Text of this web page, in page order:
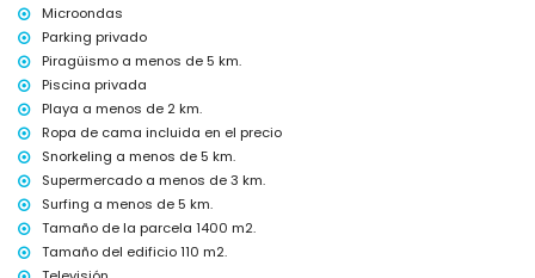
Microondas
Parking privado
Piragüismo a menos de 5 km.
Piscina privada
Playa a menos de 2 km.
Ropa de cama incluida en el precio
Snorkeling a menos de 5 km.
Supermercado a menos de 3 km.
Surfing a menos de 5 km.
Tamaño de la parcela 1400 m2.
Tamaño del edificio 110 m2.